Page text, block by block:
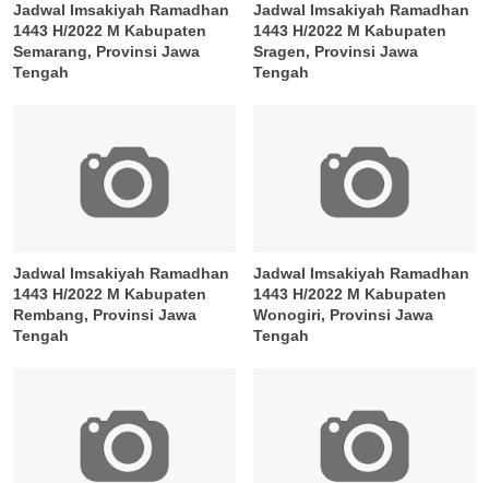
Jadwal Imsakiyah Ramadhan
1443 H/2022 M Kabupaten
Semarang, Provinsi Jawa
Tengah
Jadwal Imsakiyah Ramadhan
1443 H/2022 M Kabupaten
Sragen, Provinsi Jawa
Tengah
Jadwal Imsakiyah Ramadhan
1443 H/2022 M Kabupaten
Rembang, Provinsi Jawa
Tengah
Jadwal Imsakiyah Ramadhan
1443 H/2022 M Kabupaten
Wonogiri, Provinsi Jawa
Tengah